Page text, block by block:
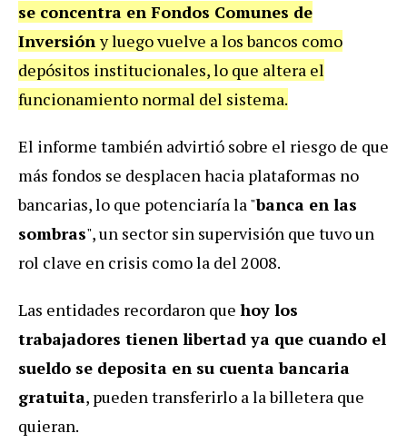
se concentra en Fondos Comunes de
Inversióny luego vuelve a los bancos como
depósitos institucionales, lo que altera el
funcionamiento normal del sistema.
El informe también advirtió sobre el riesgo de que
más fondos se desplacen hacia plataformas no
bancarias, lo que potenciaría la "banca en las
sombras", un sector sin supervisión que tuvo un
rol clave en crisis como la del 2008.
Las entidades recordaron que hoy los
trabajadores tienen libertad ya que cuando el
sueldo se deposita en su cuenta bancaria
gratuita, pueden transferirlo a la billetera que
quieran.